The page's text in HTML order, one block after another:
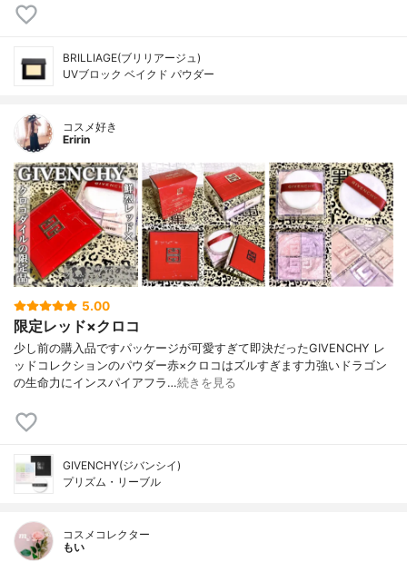
BRILLIAGE(ブリリアージュ)
UVブロック ベイクド パウダー
コスメ好き
Eririn
5.00
限定レッド×クロコ
少し前の購入品ですパッケージが可愛すぎて即決だったGIVENCHY レ
ッドコレクションのパウダー赤×クロコはズルすぎます力強いドラゴン
の生命力にインスパイアフラ…続きを見る
GIVENCHY(ジバンシイ)
プリズム・リーブル
コスメコレクター
もい